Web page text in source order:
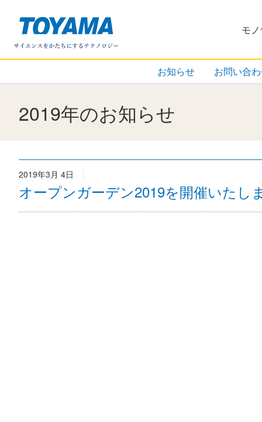
モ
お知らせ お問い合
2019年のお知らせ
2019年3月 4日
オープンガーデン2019を開催いたし